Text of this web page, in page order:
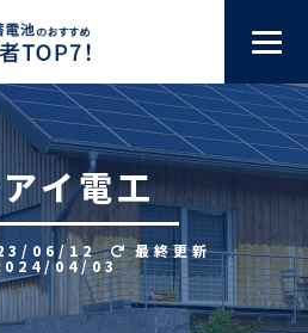
イ電工
06/12 最終更新
04/03